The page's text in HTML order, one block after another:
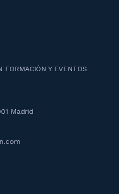
FORMACIÓN Y EVENTOS
Madrid